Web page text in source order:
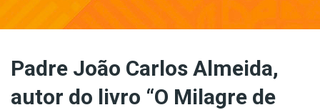
Padre João Carlos Almeida,
autor do livro “O Milagre de